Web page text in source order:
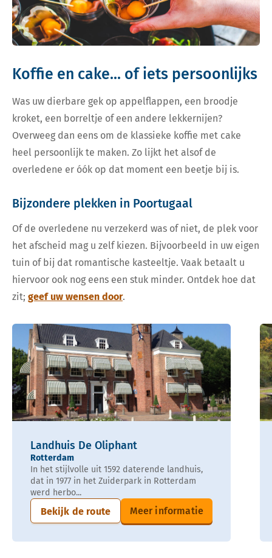
Koffie en cake... of iets persoonlijks
Was uw dierbare gek op appelflappen, een broodje
kroket, een borreltje of een andere lekkernijen?
Overweeg dan eens om de klassieke koffie met cake
heel persoonlijk te maken. Zo lijkt het alsof de
overledene er óók op dat moment een beetje bij is.
Bijzondere plekken in Poortugaal
Of de overledene nu verzekerd was of niet, de plek voor
het afscheid mag u zelf kiezen. Bijvoorbeeld in uw eigen
tuin of bij dat romantische kasteeltje. Vaak betaalt u
hiervoor ook nog eens een stuk minder. Ontdek hoe dat
zit; geef uw wensen door.
Landhuis De Oliphant
Rotterdam
In het stijlvolle uit 1592 daterende landhuis,
dat in 1977 in het Zuiderpark in Rotterdam
werd herbo...
Bekijk de route Meer informatie